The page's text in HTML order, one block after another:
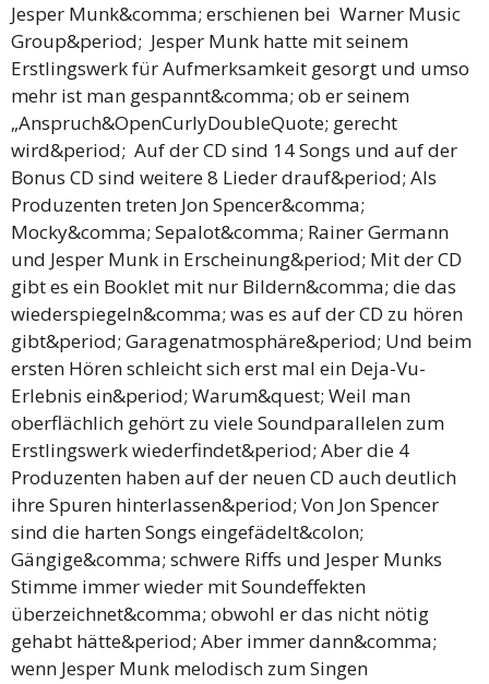
Jesper Munk&comma; erschienen bei Warner Music
Group&period; Jesper Munk hatte mit seinem
Erstlingswerk für Aufmerksamkeit gesorgt und umso
mehr ist man gespannt&comma; ob er seinem
„Anspruch&OpenCurlyDoubleQuote; gerecht
wird&period; Auf der CD sind 14 Songs und auf der
Bonus CD sind weitere 8 Lieder drauf&period; Als
Produzenten treten Jon Spencer&comma;
Mocky&comma; Sepalot&comma; Rainer Germann
und Jesper Munk in Erscheinung&period; Mit der CD
gibt es ein Booklet mit nur Bildern&comma; die das
wiederspiegeln&comma; was es auf der CD zu hören
gibt&period; Garagenatmosphäre&period; Und beim
ersten Hören schleicht sich erst mal ein Deja-Vu-
Erlebnis ein&period; Warum&quest; Weil man
oberflächlich gehört zu viele Soundparallelen zum
Erstlingswerk wiederfindet&period; Aber die 4
Produzenten haben auf der neuen CD auch deutlich
ihre Spuren hinterlassen&period; Von Jon Spencer
sind die harten Songs eingefädelt&colon;
Gängige&comma; schwere Riffs und Jesper Munks
Stimme immer wieder mit Soundeffekten
überzeichnet&comma; obwohl er das nicht nötig
gehabt hätte&period; Aber immer dann&comma;
wenn Jesper Munk melodisch zum Singen